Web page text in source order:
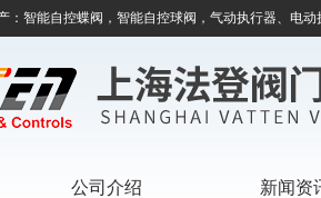
：智能自控蝶阀，智能自控球阀，气动执行器、电
公司介绍 新闻资